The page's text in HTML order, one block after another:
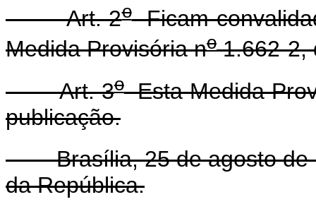
Art. 2oFicam
Medida Provisória no1.662-2,
Art. 3oEsta Medida
publicação.
Brasília, 25 de agosto de
da República.